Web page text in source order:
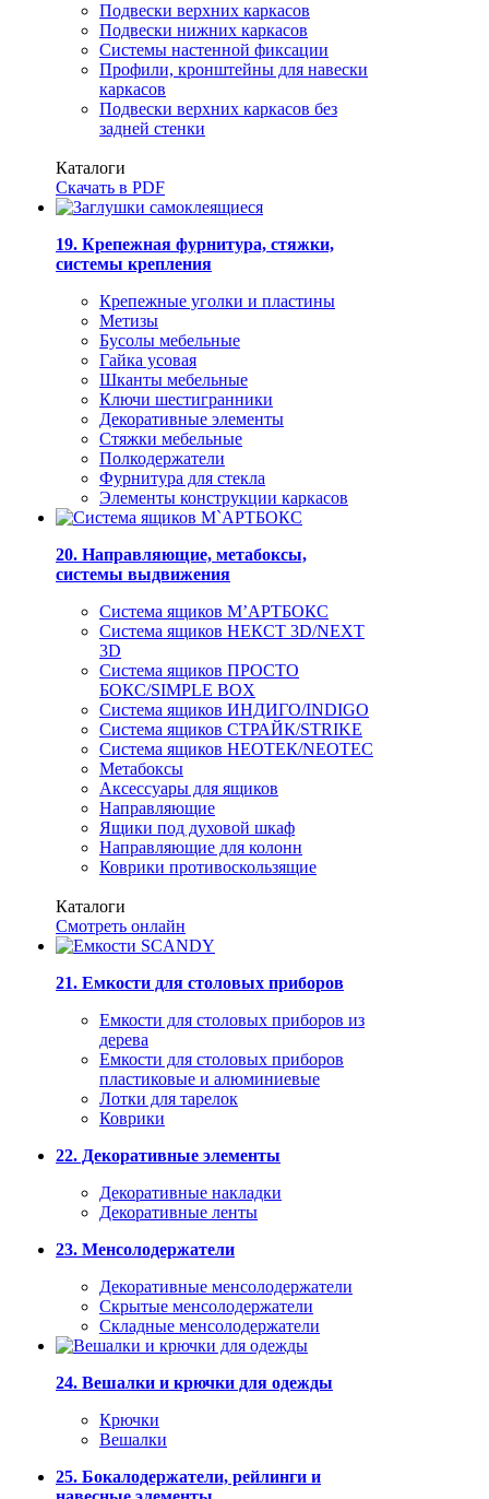
Подвески верхних каркасов
Подвески нижних каркасов
Системы настенной фиксации
Профили, кронштейны для навески
каркасов
Подвески верхних каркасов без
задней стенки
Каталоги
Скачать в PDF
19. Крепежная фурнитура, стяжки,
системы крепления
Крепежные уголки и пластины
Метизы
Бусолы мебельные
Гайка усовая
Шканты мебельные
Ключи шестигранники
Декоративные элементы
Стяжки мебельные
Полкодержатели
Фурнитура для стекла
Элементы конструкции каркасов
20. Направляющие, метабоксы,
системы выдвижения
Система ящиков М’АРТБОКС
Система ящиков НЕКСТ 3D/NEXT
3D
Система ящиков ПРОСТО
БОКС/SIMPLE BOX
Система ящиков ИНДИГО/INDIGO
Система ящиков СТРАЙК/STRIKE
Система ящиков НЕОТЕК/NEOTEC
Метабоксы
Аксессуары для ящиков
Направляющие
Ящики под духовой шкаф
Направляющие для колонн
Коврики противоскользящие
Каталоги
Смотреть онлайн
21. Емкости для столовых приборов
Емкости для столовых приборов из
дерева
Емкости для столовых приборов
пластиковые и алюминиевые
Лотки для тарелок
Коврики
22. Декоративные элементы
Декоративные накладки
Декоративные ленты
23. Менсолодержатели
Декоративные менсолодержатели
Скрытые менсолодержатели
Складные менсолодержатели
24. Вешалки и крючки для одежды
Крючки
Вешалки
25. Бокалодержатели, рейлинги и